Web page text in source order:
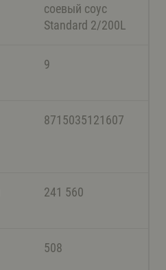
соевый соус
Standard 2/200L
9
8715035121607
241 560
508